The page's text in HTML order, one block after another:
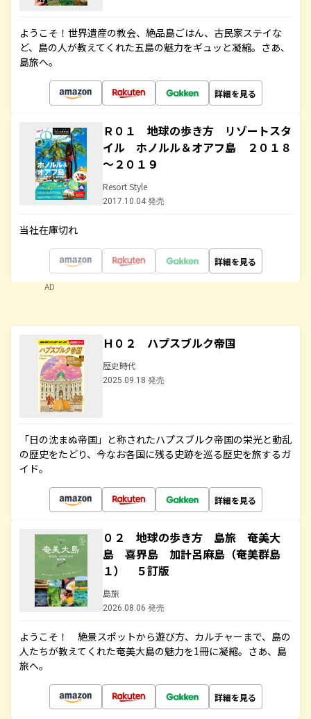
ようこそ！世界遺産の教会、絶品島ごはん、古民家ステイな
ど、島の人が教えてくれた五島の魅力をギュッと凝縮。さあ、
島旅へ。
詳細を見る
Ｒ０１ 地球の歩き方 リゾートスタ
イル ホノルル＆オアフ島 ２０１８
～２０１９
Resort Style
2017.10.04 発売
当社在庫切れ
詳細を見る
AD
Ｈ０２ ハプスブルク帝国
歴史時代
2025.09.18 発売
「日の沈まぬ帝国」と称されたハプスブルク帝国の栄光と動乱
の歴史をたどり、今なお各国に残る史跡を巡る歴史を旅するガ
イド。
詳細を見る
０２ 地球の歩き方 島旅 奄美大
島 喜界島 加計呂麻島（奄美群島
１） ５訂版
島旅
2026.08.06 発売
ようこそ！ 絶景スポットから遊び方、カルチャーまで、島の
人たちが教えてくれた奄美大島の魅力を1冊に凝縮。さあ、島
旅へ。
詳細を見る